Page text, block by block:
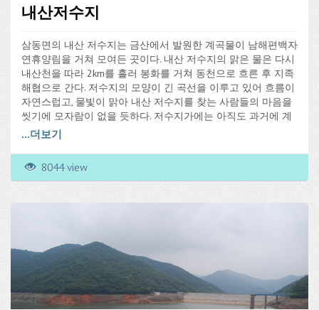
내산저수지
삼동면의 내산 저수지는 금산에서 발원한 계곡물이 남해편백자
연휴양림을 거쳐 모여든 곳이다. 내산 저수지의 맑은 물은 다시
내산천을 따라 2km를 흘러 봉화를 거쳐 동천으로 흐른 후 지족
해협으로 간다. 저수지의 모양이 긴 곡선을 이루고 있어 흐름이
자연스럽고, 물빛이 맑아 내산 저수지를 찾는 사람들의 마음을
씻기에 모자람이 없을 듯하다. 저수지가에는 아직도 과거에 계
곡 나무들이었음직한 큰나무들이 그대로 뿌리를 내리고 살고
있는 모습을 볼 수 있다. 인근에 내산 산촌체험마을, 나비 생태
공원, 남해편백자연휴양림이 있어 휴식의 공간으로 안성맞춤인
곳이다.
...더보기
8044 view